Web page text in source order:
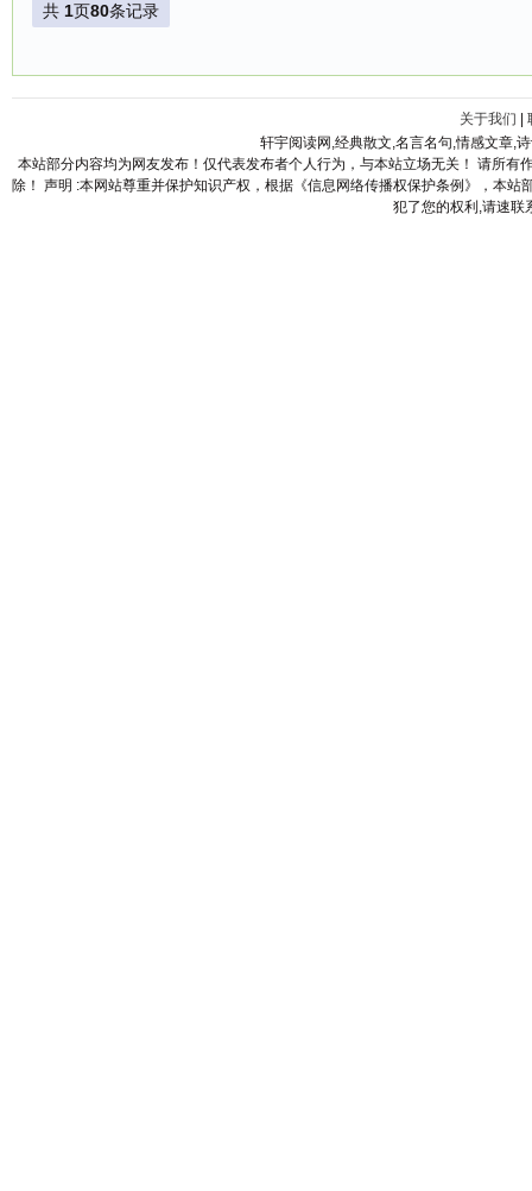
共 1页80条记录
关于我们
轩宇阅读网,经典散文,名言名句,情感文章,
本站部分内容均为网友发布！仅代表发布者个人行为，与本站立场无关！ 请所
除！ 声明 :本网站尊重并保护知识产权，根据《信息网络传播权保护条例》，本
犯了您的权利,请速联